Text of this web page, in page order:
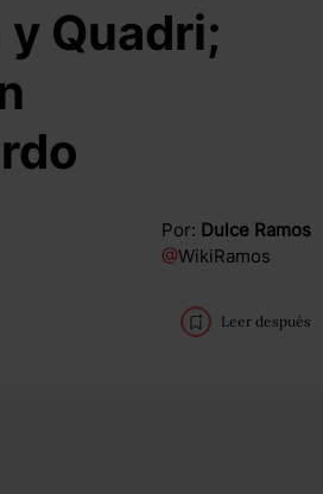
Quadri;
Por: Dulce Ramos
@WikiRamos
Leer después